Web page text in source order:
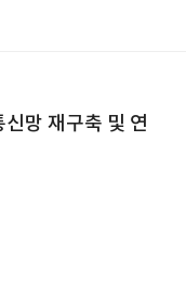
망 재구축 및 연